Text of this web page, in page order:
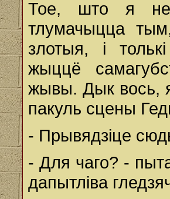
Тое, што я не
тлумачыцца
злотыя, і
жыццё
жывы. Дык вось,
пакуль сцены
- Прывядзіце
- Для чаго? -
дапытліва